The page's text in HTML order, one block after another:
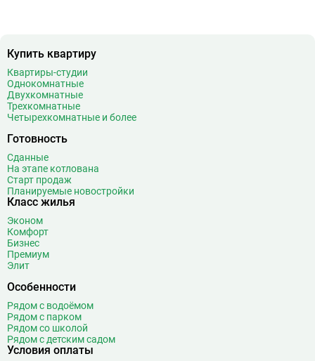
Купить квартиру
Квартиры-студии
Однокомнатные
Двухкомнатные
Трехкомнатные
Четырехкомнатные и более
Готовность
Сданные
На этапе котлована
Старт продаж
Планируемые новостройки
Класс жилья
Эконом
Комфорт
Бизнес
Премиум
Элит
Особенности
Рядом с водоёмом
Рядом с парком
Рядом со школой
Рядом с детским садом
Условия оплаты